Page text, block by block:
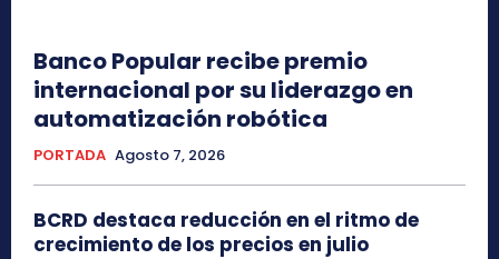
Banco Popular recibe premio
internacional por su liderazgo en
automatización robótica
PORTADA Agosto 7, 2026
BCRD destaca reducción en el ritmo de
crecimiento de los precios en julio